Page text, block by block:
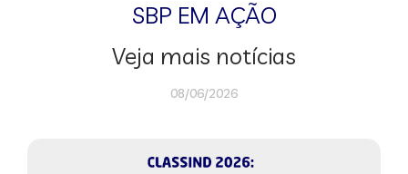
SBP EM AÇÃO
Veja mais notícias
08/06/2026